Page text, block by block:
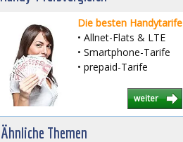
Die besten Handytarife
• Allnet-Flats & LTE
• Smartphone-Tarife
• prepaid-Tarife
weiter
Ähnliche Themen